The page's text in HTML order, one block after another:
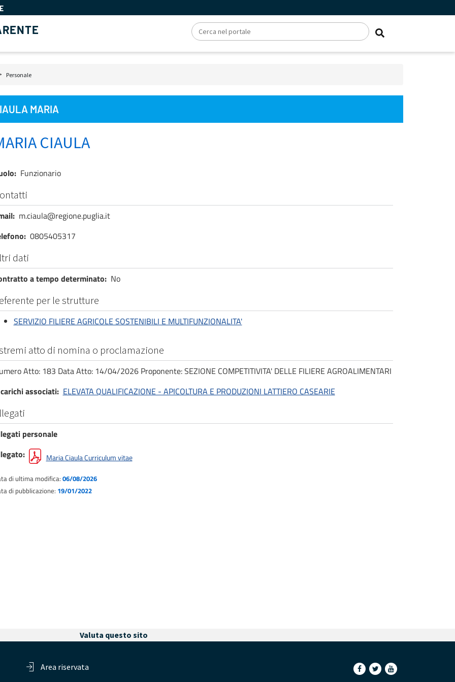
Personale
MARIA
CIAULA
Funzionario
m.ciaula@regione.puglia.it
0805405317
dati
a tempo determinato No
per le strutture
SERVIZIO FILIERE AGRICOLE SOSTENIBILI E MULTIFUNZIONALITA'
atto di nomina o proclamazione
Atto: 183 Data Atto: 14/04/2026 Proponente: SEZIONE COMPETITIVITA' DELLE FILIERE AGROALIMENTARI
associati ELEVATA QUALIFICAZIONE - APICOLTURA E PRODUZIONI LATTIERO CASEARIE
personale
Maria Ciaula Curriculum vitae
di ultima modifica: 06/08/2026
di pubblicazione: 19/01/2022
Valuta questo sito
Area riservata